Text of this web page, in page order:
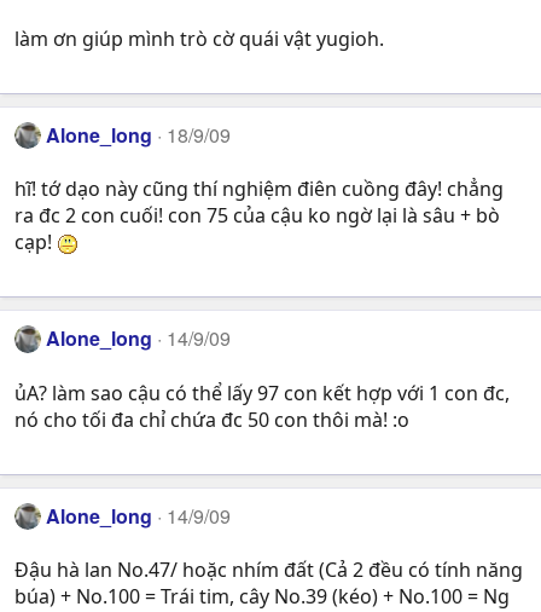
làm ơn giúp mình trò cờ quái vật yugioh.
Alone_long 18/9/09
hĩ! tớ dạo này cũng thí nghiệm điên cuồng đây! chẳng
ra đc 2 con cuối! con 75 của cậu ko ngờ lại là sâu + bò
cạp!
Alone_long 14/9/09
ủA? làm sao cậu có thể lấy 97 con kết hợp với 1 con đc,
nó cho tối đa chỉ chứa đc 50 con thôi mà! :o
Alone_long 14/9/09
Đậu hà lan No.47/ hoặc nhím đất (Cả 2 đều có tính năng
búa) + No.100 = Trái tim, cây No.39 (kéo) + No.100 = Ng